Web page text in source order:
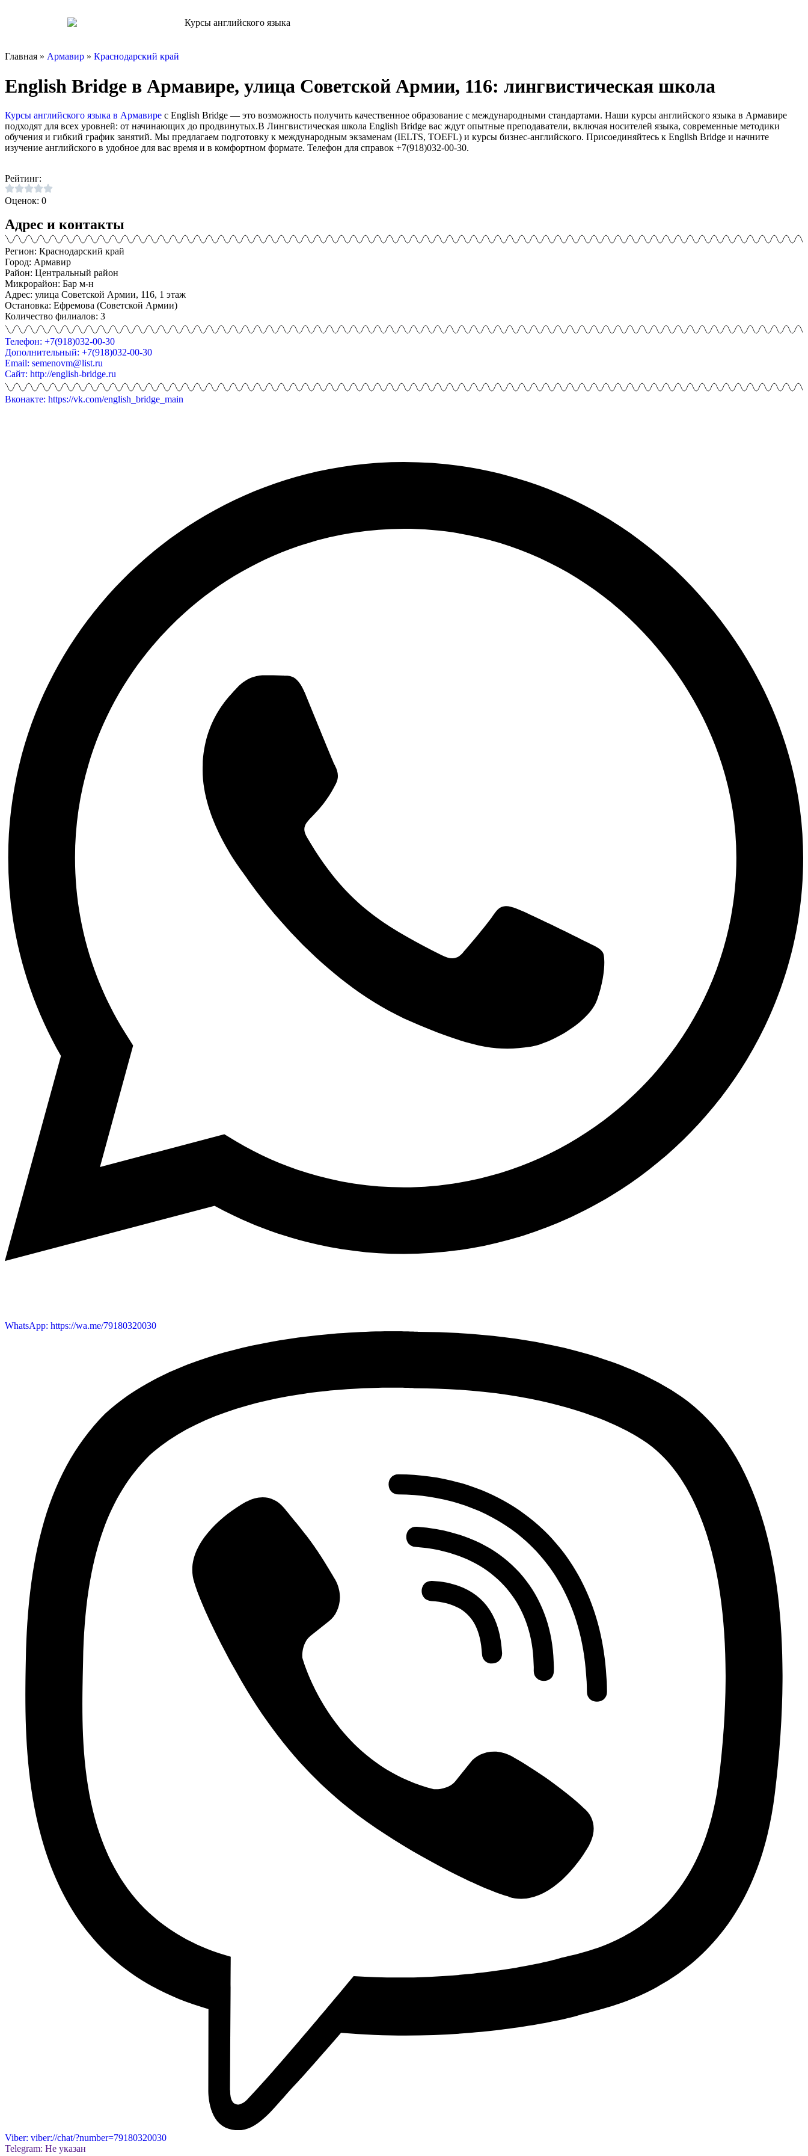
Главная » Армавир » Краснодарский край
English Bridge в Армавире, улица Советской Армии, 116: лингвистическая школа
Курсы английского языка в Армавире с English Bridge — это возможность получить качественное образование с международными стандартами. Наши курсы английского языка в Армавире
подходят для всех уровней: от начинающих до продвинутых.В Лингвистическая школа English Bridge вас ждут опытные преподаватели, включая носителей языка, современные методики
обучения и гибкий график занятий. Мы предлагаем подготовку к международным экзаменам (IELTS, TOEFL) и курсы бизнес-английского. Присоединяйтесь к English Bridge и начните
изучение английского в удобное для вас время и в комфортном формате. Телефон для справок +7(918)032-00-30.
Рейтинг:
Оценок: 0
Адрес и контакты
Регион: Краснодарский край
Город: Армавир
Район: Центральный район
Микрорайон: Бар м-н
Адрес: улица Советской Армии, 116, 1 этаж
Остановка: Ефремова (Советской Армии)
Количество филиалов: 3
Телефон: +7(918)032-00-30
Дополнительный: +7(918)032-00-30
Email: semenovm@list.ru
Сайт: http://english-bridge.ru
Вконакте: https://vk.com/english_bridge_main
WhatsApp: https://wa.me/79180320030
Viber: viber://chat/?number=79180320030
Telegram: Не указан